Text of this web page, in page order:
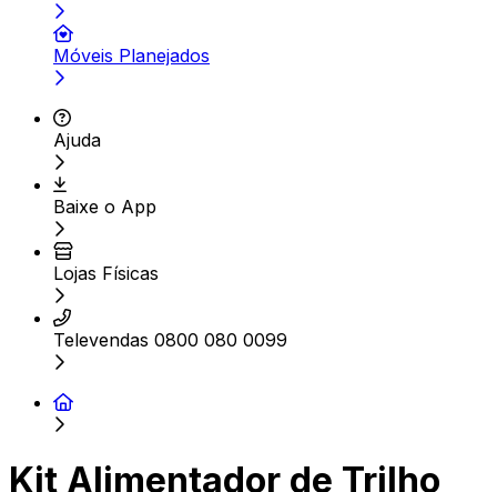
Móveis Planejados
Ajuda
Baixe o App
Lojas Físicas
Televendas 0800 080 0099
Kit Alimentador de Trilho